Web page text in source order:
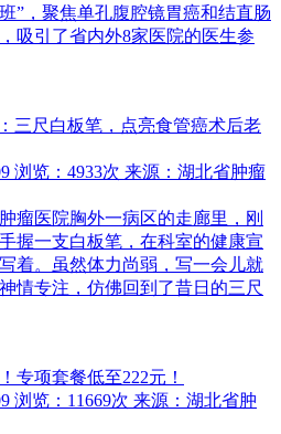
”，聚焦单孔腹腔镜胃癌和结直肠
吸引了省内外8家医院的医生参
三尺白板笔，点亮食管癌术后老
浏览：4933次 来源：湖北省肿瘤
瘤医院胸外一病区的走廊里，刚
握一支白板笔，在科室的健康宣
着。虽然体力尚弱，写一会儿就
情专注，仿佛回到了昔日的三尺
专项套餐低至222元！
浏览：11669次 来源：湖北省肿